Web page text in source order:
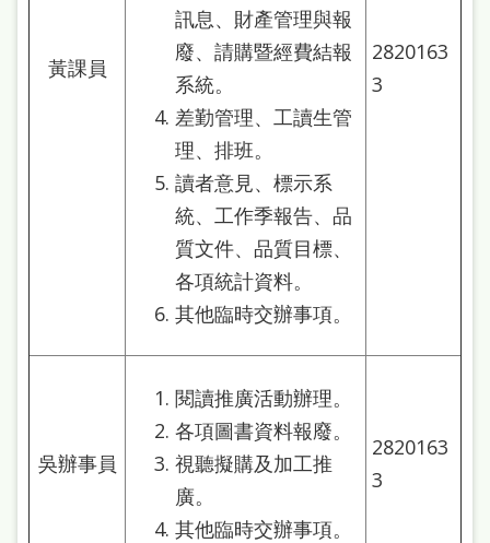
黃課員
訊息、財產管理與報
廢、請購暨經費結報
系統。
差勤管理、工讀生管
理、排班。
讀者意見、標示系
統、工作季報告、品
質文件、品質目標、
各項統計資料。
其他臨時交辦事項。
2820163
3
吳辦事員
閱讀推廣活動辦理。
各項圖書資料報廢。
視聽擬購及加工推
廣。
其他臨時交辦事項。
2820163
3